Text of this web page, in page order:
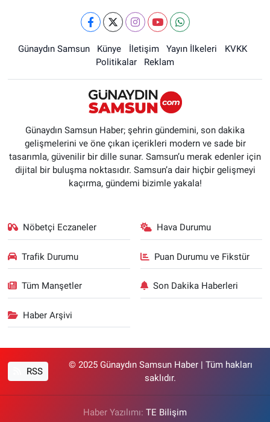
Günaydın Samsun Künye İletişim Yayın İlkeleri
KVKK
Politikalar
Reklam
Günaydın Samsun Haber; şehrin gündemini, son dakika
gelişmelerini ve öne çıkan içerikleri modern ve sade bir
tasarımla, güvenilir bir dille sunar. Samsun’u merak edenler için
dijital bir buluşma noktasıdır. Samsun’a dair hiçbir gelişmeyi
kaçırma, gündemi bizimle yakala!
Nöbetçi Eczaneler Hava Durumu
Trafik Durumu Puan Durumu ve Fikstür
Tüm Manşetler Son Dakika Haberleri
Haber Arşivi
RSS
© 2025 Günaydın Samsun Haber | Tüm hakları
saklıdır.
Haber Yazılımı: TE Bilişim